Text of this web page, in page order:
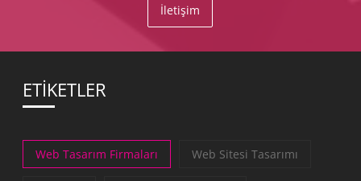
İletişim
ETİKETLER
Web Tasarım Firmaları Web Sitesi Tasarımı